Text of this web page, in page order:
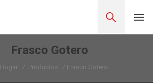
Frasco Gotero
Hogar / Productos / Frasco Gotero